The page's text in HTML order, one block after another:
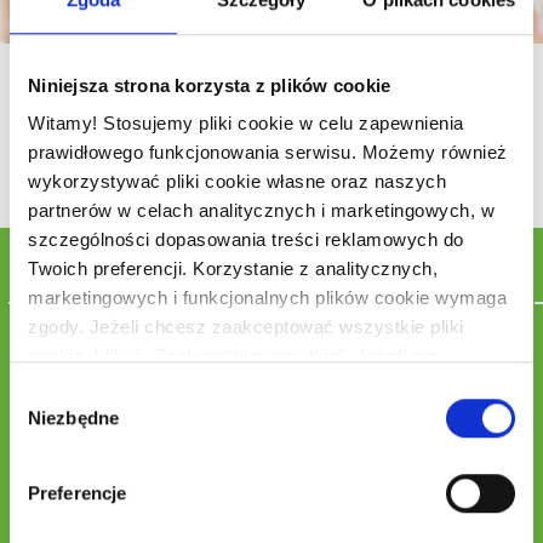
Niniejsza strona korzysta z plików cookie
Witamy! Stosujemy pliki cookie w celu zapewnienia
prawidłowego funkcjonowania serwisu. Możemy również
wykorzystywać pliki cookie własne oraz naszych
partnerów w celach analitycznych i marketingowych, w
szczególności dopasowania treści reklamowych do
Twoich preferencji. Korzystanie z analitycznych,
marketingowych i funkcjonalnych plików cookie wymaga
zgody. Jeżeli chcesz zaakceptować wszystkie pliki
cookie innych niż niezbędne pliki cookie, kliknij „Odrzuć
wszystkie”. Jeżeli chcesz dostosować swoje zgody dla
nas i naszych partnerów, kliknij „Zarządzaj cookies”.
Pamiętaj, że każdą z wyrażonych zgód możesz wycofać
zgody
Niezbędne
Preferencje
Piknikowe kanapki
35 6
Składniki
Z musem z awokado, łososiem i twarożkiem:
pieczywo tostowe
awokado
pieczywo tostowe